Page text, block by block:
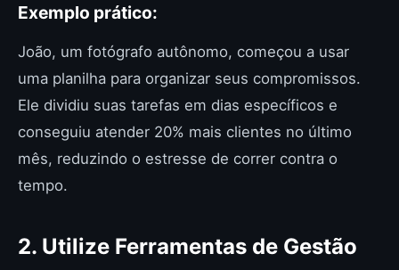
Exemplo prático:
João, um fotógrafo autônomo, começou a usar
uma planilha para organizar seus compromissos.
Ele dividiu suas tarefas em dias específicos e
conseguiu atender 20% mais clientes no último
mês, reduzindo o estresse de correr contra o
tempo.
2. Utilize Ferramentas de Gestão